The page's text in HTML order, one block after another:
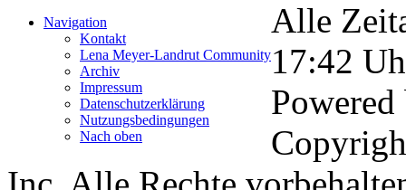
Navigation
Kontakt
Lena Meyer-Landrut Community
Archiv
Impressum
Datenschutzerklärung
Nutzungsbedingungen
Nach oben
Alle
17:42